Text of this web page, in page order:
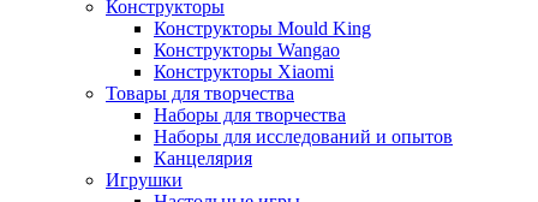
Конструкторы
Конструкторы Mould King
Конструкторы Wangao
Конструкторы Xiaomi
Товары для творчества
Наборы для творчества
Наборы для исследований и опытов
Канцелярия
Игрушки